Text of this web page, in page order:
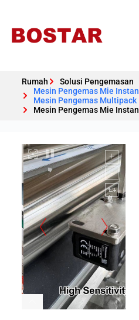
Rumah
Solusi Pengemasan
Mesin Pengemas Mie Instan
Mesin Pengemas Multipack
Mesin Pengemas Mie Instan